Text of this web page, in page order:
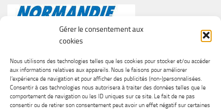
Gérer le consentement aux
cookies
Nous utilisons des technologies telles que les cookies pour stocker et/ou accéder
aux informations relatives aux appareils. Nous le faisons pour améliorer
l’expérience de navigation et pour afficher des publicités (non-)personnalisées.
Consentir à ces technologies nous autorisera à traiter des données telles que le
comportement de navigation ou les ID uniques sur ce site. Le fait de ne pas
consentir ou de retirer son consentement peut avoir un effet négatif sur certaines